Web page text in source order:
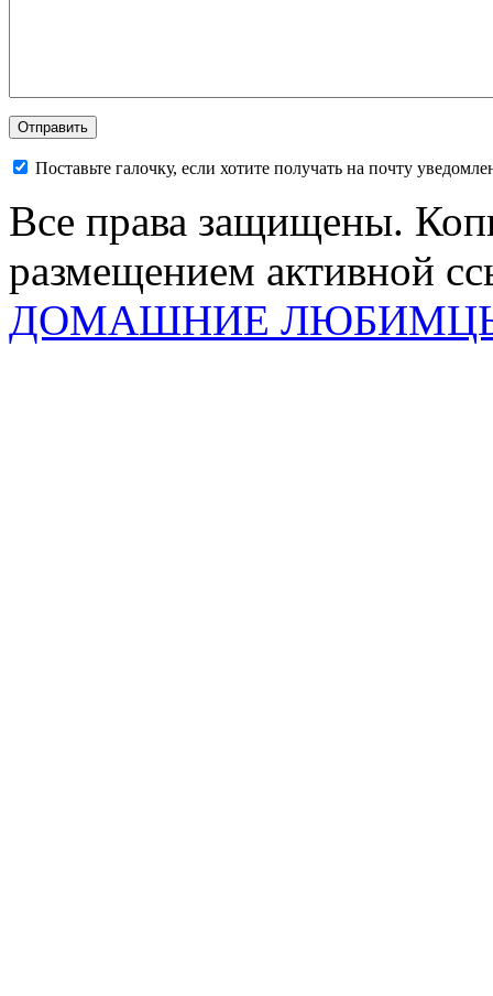
Поставьте галочку, если хотите получать на почту
Все права защищены.
размещением активной
ДОМАШНИЕ